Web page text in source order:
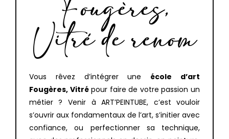
Fougères,
Vitré de renom
Vous rêvez d’intégrer une école d’art
Fougères, Vitrépour faire de votre passion un
métier ? Venir à ART’PEINTUBE, c’est vouloir
s’ouvrir aux fondamentaux de l’art, s’initier avec
confiance, ou perfectionner sa technique,